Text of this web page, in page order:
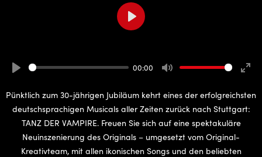
00:00
Play
Pünktlich zum 30-jährigen Jubiläum kehrt eines der erfolgreichsten
deutschsprachigen Musicals aller Zeiten zurück nach Stuttgart:
TANZ DER VAMPIRE. Freuen Sie sich auf eine spektakuläre
Neuinszenierung des Originals – umgesetzt vom Original-
Kreativteam, mit allen ikonischen Songs und den beliebten